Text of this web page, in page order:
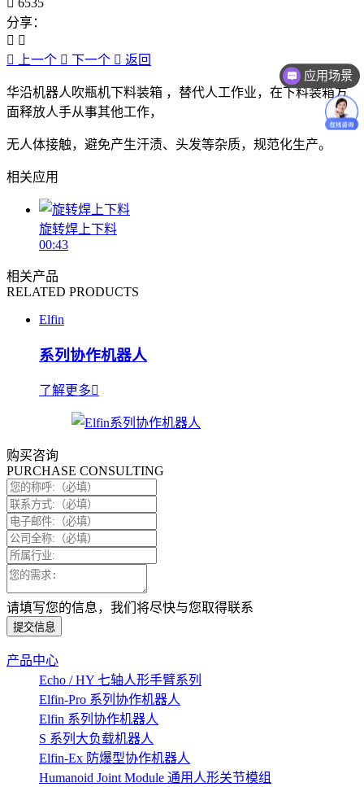
分享：
上一个 下一个 返回
华沿机器人吹瓶机下料装箱 ，替代人工作业，在下料装箱方
面释放人手从事其他工作，
无人体接触，避免产生汗渍、头发等杂质，规范化生产。
相关应用
旋转焊上下料
00:43
相关产品
RELATED PRODUCTS
Elfin
系列协作机器人
了解更多
购买咨询
PURCHASE CONSULTING
请填写您的信息，我们将尽快与您取得联系
提交信息
产品中心
Echo / HY 七轴人形手臂系列
Elfin-Pro 系列协作机器人
Elfin 系列协作机器人
S 系列大负载机器人
Elfin-Ex 防爆型协作机器人
Humanoid Joint Module 通用人形关节模组
应用场景